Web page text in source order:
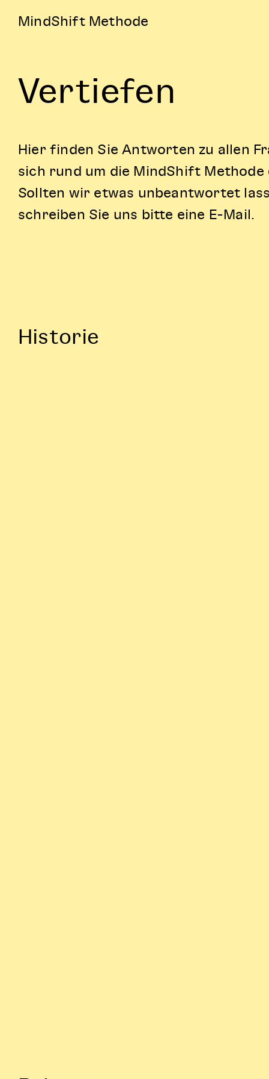
MindShift Methode
Vertiefen
Hier finden Sie Antworten zu allen
sich rund um die MindShift Methode
Sollten wir etwas unbeantwortet
schreiben Sie uns bitte eine E-Mail.
Historie